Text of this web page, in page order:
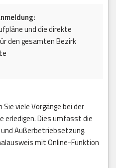
und die direkte
den gesamten Bezirk
Sie viele Vorgänge bei der
erledigen. Dies umfasst die
Außerbetriebsetzung.
mit Online-Funktion